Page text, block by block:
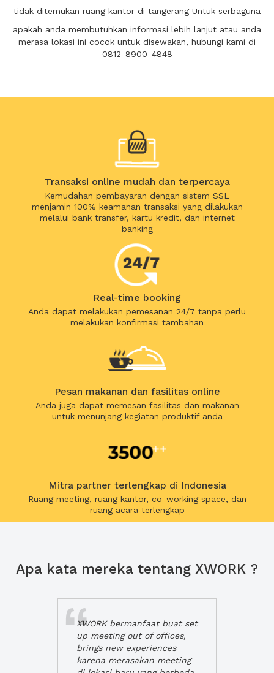
tidak ditemukan ruang kantor di tangerang Untuk serbaguna
apakah anda membutuhkan informasi lebih lanjut atau anda
merasa lokasi ini cocok untuk disewakan, hubungi kami di
0812-8900-4848
Transaksi online mudah dan terpercaya
Kemudahan pembayaran dengan sistem SSL
menjamin 100% keamanan transaksi yang dilakukan
melalui bank transfer, kartu kredit, dan internet
banking
Real-time booking
Anda dapat melakukan pemesanan 24/7 tanpa perlu
melakukan konfirmasi tambahan
Pesan makanan dan fasilitas online
Anda juga dapat memesan fasilitas dan makanan
untuk menunjang kegiatan produktif anda
Mitra partner terlengkap di Indonesia
Ruang meeting, ruang kantor, co-working space, dan
ruang acara terlengkap
Apa kata mereka tentang XWORK ?
XWORK bermanfaat buat set
up meeting out of offices,
brings new experiences
karena merasakan meeting